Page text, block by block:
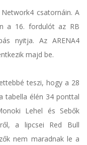
csatornáin. A
a 16. fordulót az RB
nyitja. Az ARENA4
majd be.
teszi, hogy a 28
tabella élén 34 ponttal
Lehel és Sebők
a lipcsei Red Bull
nem maradnak le a